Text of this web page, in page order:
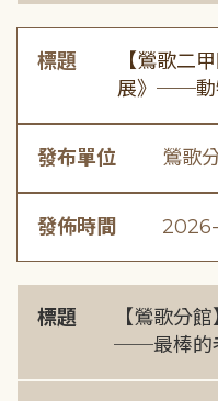
標題
【鶯歌二
展》──動
發布單位 鶯歌
發佈時間
標題
【鶯歌分
──最棒的